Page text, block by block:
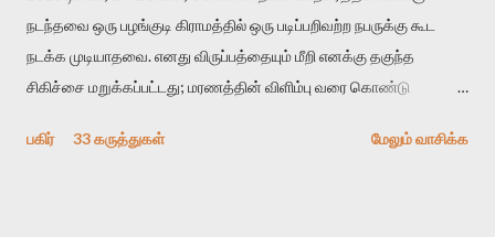
நடந்தவை ஒரு பழங்குடி கிராமத்தில் ஒரு படிப்பறிவற்ற நபருக்கு கூட
நடக்க முடியாதவை. எனது விருப்பத்தையும் மீறி எனக்கு தகுந்த
சிகிச்சை மறுக்கப்பட்டது; மரணத்தின் விளிம்பு வரை கொண்டு
பகிர்
33 கருத்துகள் மேலும் வாசிக்க